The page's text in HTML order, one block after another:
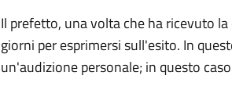
Il prefetto, una volta che ha ricevuto
giorni per esprimersi sull'esito. In
un'audizione personale; in questo